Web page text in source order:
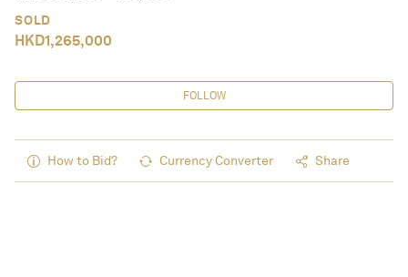
SOLD
HKD1,265,000
FOLLOW
How to Bid? Currency Converter Share